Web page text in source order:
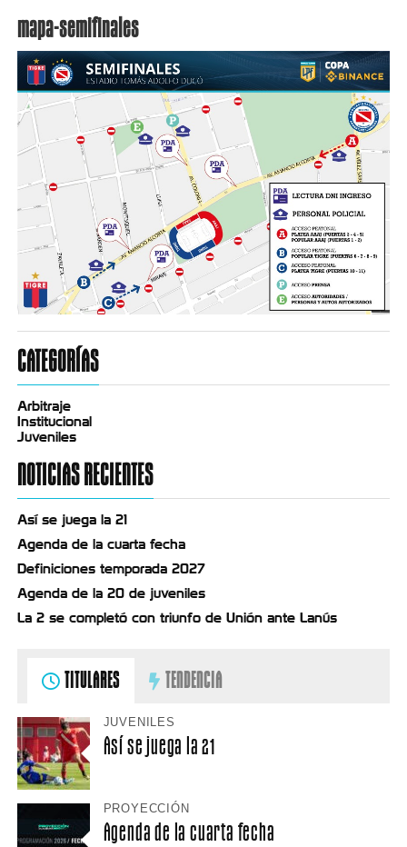
mapa-semifinales
CATEGORÍAS
Arbitraje
Institucional
Juveniles
NOTICIAS RECIENTES
Así se juega la 21
Agenda de la cuarta fecha
Definiciones temporada 2027
Agenda de la 20 de juveniles
La 2 se completó con triunfo de Unión ante Lanús
TITULARES TENDENCIA
JUVENILES
Así se juega la 21
PROYECCIÓN
Agenda de la cuarta fecha